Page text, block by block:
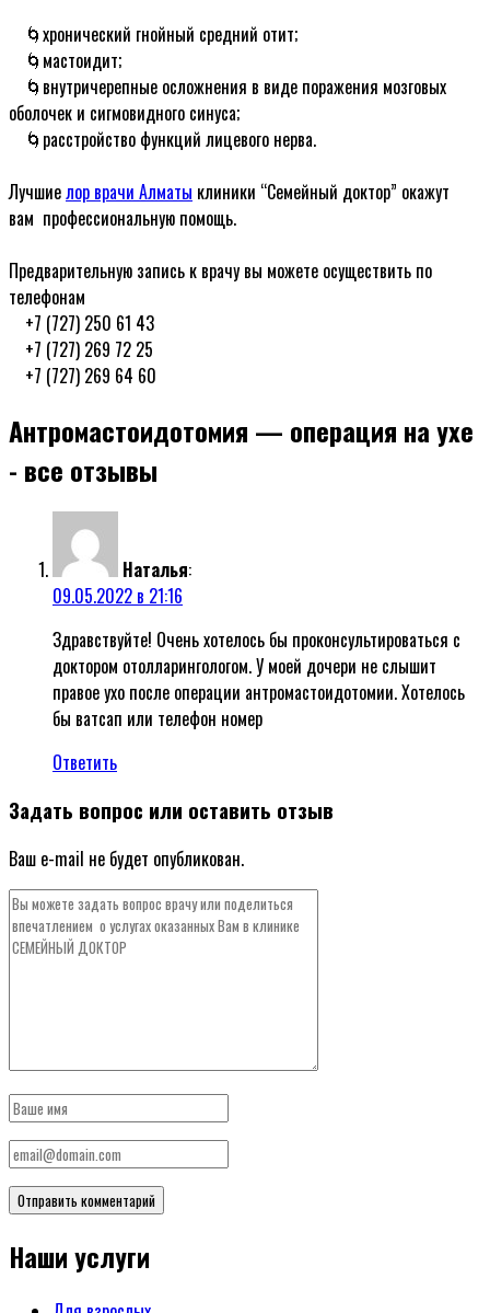
ᅠ🌀хронический гнойный средний отит;
ᅠ🌀мастоидит;
ᅠ🌀внутричерепные осложнения в виде поражения мозговых
оболочек и сигмовидного синуса;
ᅠ🌀расстройство функций лицевого нерва.
Лучшиелор врачи Алматы клиники “Семейный доктор” окажут
вам профессиональную помощь.
Предварительную запись к врачу вы можете осуществить по
телефонам
ᅠ+7 (727) 250 61 43
ᅠ+7 (727) 269 72 25
ᅠ+7 (727) 269 64 60
Антромастоидотомия — операция на ухе
- все отзывы
Наталья:
09.05.2022 в 21:16
Здравствуйте! Очень хотелось бы проконсультироваться с
доктором отолларингологом. У моей дочери не слышит
правое ухо после операции антромастоидотомии. Хотелось
бы ватсап или телефон номер
Ответить
Задать вопрос или оставить отзыв
Ваш e-mail не будет опубликован.
Наши услуги